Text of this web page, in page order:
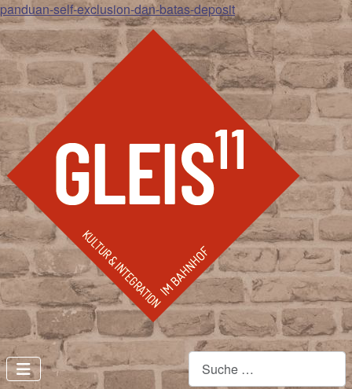
panduan-self-exclusion-dan-batas-deposit